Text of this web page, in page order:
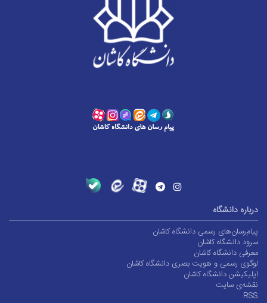
درباره دانشگاه
پیام‌رسان‌های رسمی دانشگاه کاشان
سرود دانشگاه کاشان
معرفی دانشگاه کاشان
لوگوی رسمی و هویت بصری دانشگاه کاشان
اپلیکیشن دانشگاه کاشان
نقشه‌ی سایت
RSS